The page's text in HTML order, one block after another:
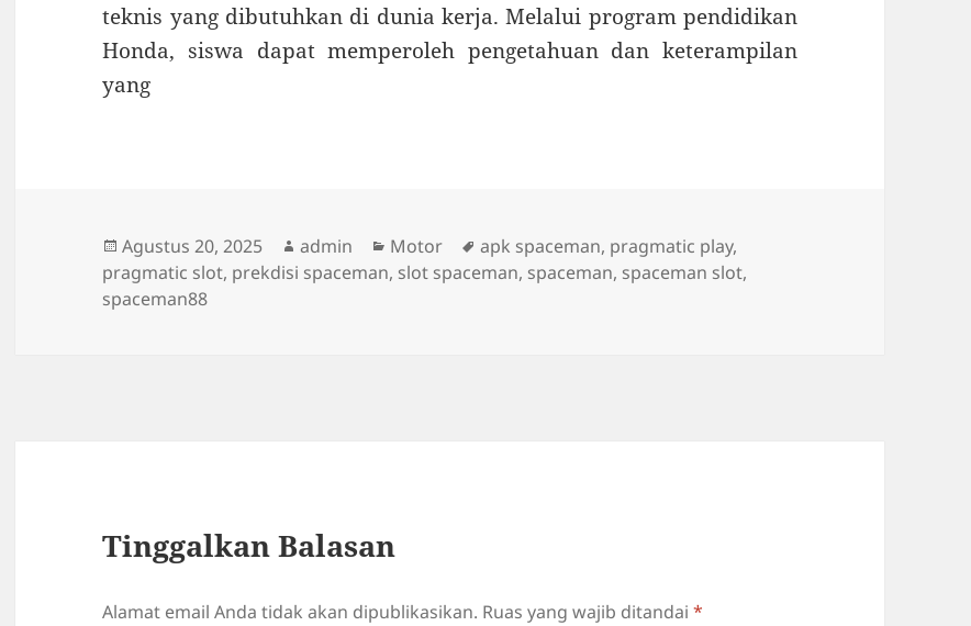
teknis yang dibutuhkan di dunia kerja. Melalui program pendidikan
Honda, siswa dapat memperoleh pengetahuan dan keterampilan
yang
Diposkan
pada
Agustus 20, 2025 Penulis
admin Kategori
Motor Tag
apk spaceman, pragmatic play,
pragmatic slot, prekdisi spaceman, slot spaceman, spaceman, spaceman slot,
spaceman88
Tinggalkan Balasan
Alamat email Anda tidak akan dipublikasikan. Ruas yang wajib ditandai*